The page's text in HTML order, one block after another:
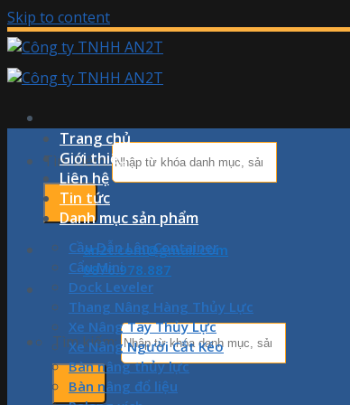
Skip to content
Tìm kiếm:
an2t.com@gmail.com
0876.978.887
Tìm kiếm:
Trang chủ
Giới thiệu
Liên hệ
Tin tức
Danh mục sản phẩm
Cầu Dẫn Lên Container
Cẩu Mini
Dock Leveler
Thang Nâng Hàng Thủy Lực
Xe Nâng Tay Thủy Lực
Xe Nâng Người Cắt Kéo
Bàn nâng thủy lực
Bàn nâng đổ liệu